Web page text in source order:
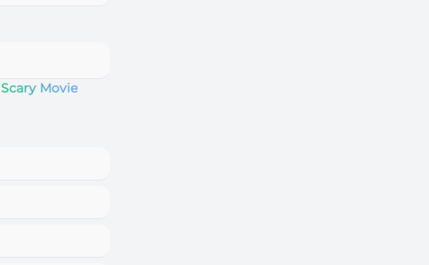
Scary Movie